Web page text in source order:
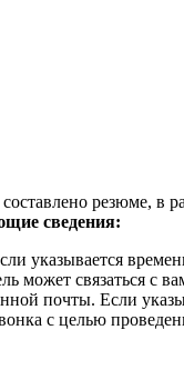
резюме,
сведения:
указывается
может связаться с
почты. Если
с целью